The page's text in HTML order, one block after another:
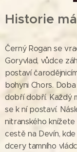
Historie
Černý Rogan se
Goryvlad, vůdce
postaví
bohyni Chors.
dobří dobří. Každý
se k ní postaví.
nitranského knížete
cestě na Devín,
dcery tamního